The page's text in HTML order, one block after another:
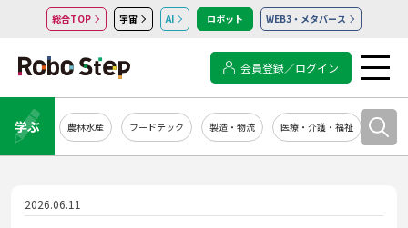
総合TOP 宇宙 AI ロボット WEB3・メタバース
会員登録／ログイン
学ぶ 農林水産 フードテック 製造・物流 医療・介護・福祉 シス
2026.06.11